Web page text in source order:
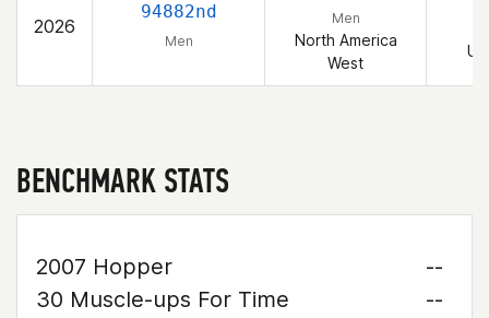
2026
94882nd
Men
Men
North America
West
BENCHMARK STATS
2007 Hopper
--
30 Muscle-ups For Time
--